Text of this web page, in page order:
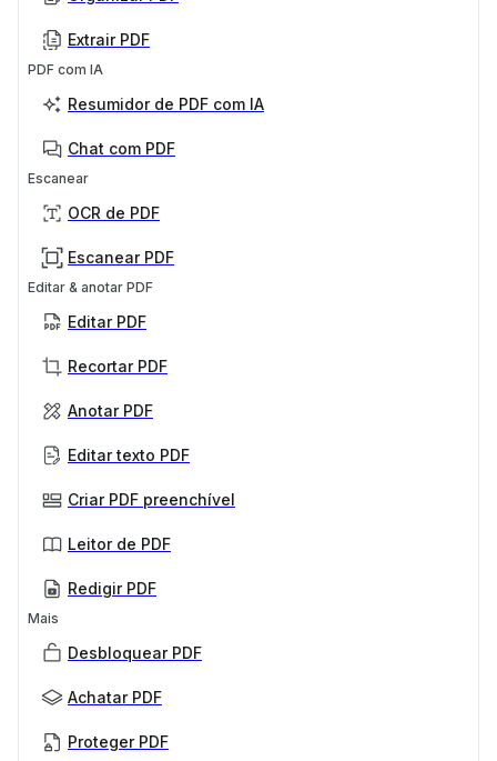
Extrair PDF
PDF com IA
Resumidor de PDF com IA
Chat com PDF
Escanear
OCR de PDF
Escanear PDF
Editar & anotar PDF
Editar PDF
Recortar PDF
Anotar PDF
Editar texto PDF
Criar PDF preenchível
Leitor de PDF
Redigir PDF
Mais
Desbloquear PDF
Achatar PDF
Proteger PDF